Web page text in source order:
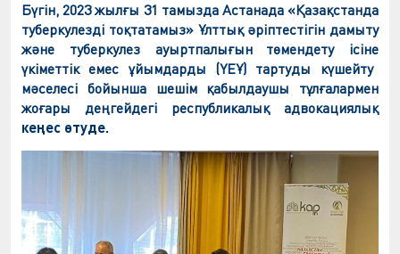
Бүгін, 2023 жылғы 31 тамызда Астанада «Қазақстанда
туберкулезді тоқтатамыз» Ұлттық әріптестігін дамыту
және туберкулез ауыртпалығын
төмендету ісіне
үкіметтік емес ұйымдарды (ҮЕҰ) тартуды күшейту
мәселесі бойынша шешім қабылдаушы тұлғалармен
жоғары деңгейдегі республикалық адвокациялық
кеңес өтуде.